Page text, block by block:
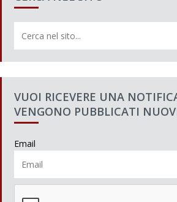
VUOI RICEVERE UNA
VENGONO PUBBLICATI
Email